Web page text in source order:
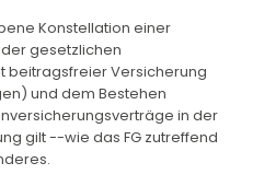
Konstellation einer
gesetzlichen
beitragsfreier Versicherung
und dem Bestehen
in der
gilt --wie das FG zutreffend